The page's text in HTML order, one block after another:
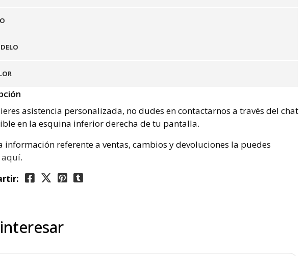
asistencia personalizada, no dudes en contactarnos a través del chat
en la esquina inferior derecha de tu pantalla.
información referente a ventas, cambios y devoluciones la puedes
aquí.